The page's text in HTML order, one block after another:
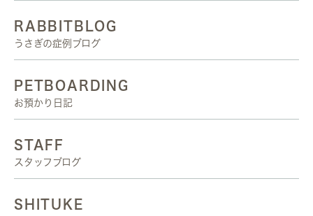
RABBITBLOG
うさぎの症例ブログ
PETBOARDING
お預かり日記
STAFF
スタッフブログ
SHITUKE